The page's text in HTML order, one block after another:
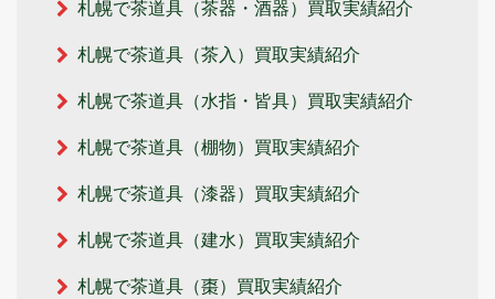
札幌で茶道具（茶器・酒器）買取実績紹介
札幌で茶道具（茶入）買取実績紹介
札幌で茶道具（水指・皆具）買取実績紹介
札幌で茶道具（棚物）買取実績紹介
札幌で茶道具（漆器）買取実績紹介
札幌で茶道具（建水）買取実績紹介
札幌で茶道具（棗）買取実績紹介